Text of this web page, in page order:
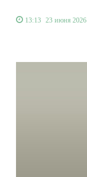
13:13 23 июня 2026